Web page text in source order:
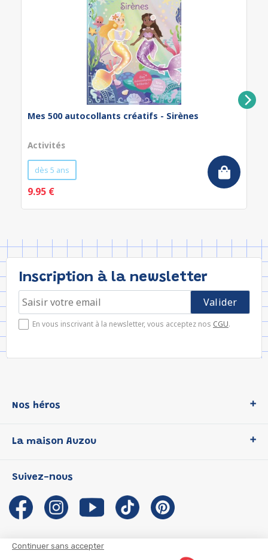
Continuer sans accepter
Mes 500 autocollants créatifs - Sirènes
Activités
dès 5 ans
9.95 €
Inscription à la newsletter
En vous inscrivant à la newsletter, vous acceptez nos CGU.
Nos héros
P'tit Loup
Les Influenceuses
Migali
Petite Taupe
La maison Auzou
Notre histoire
Auzou s'engage
Auteurs et illustrateurs Auzou
Suivez-nous